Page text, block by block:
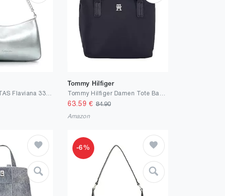
Tommy Hilfiger
63.59 € 84.90
Amazon
-6%